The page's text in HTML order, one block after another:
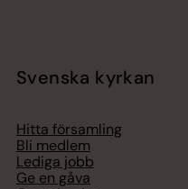
Svenska kyrkan
Hitta församling
Bli medlem
Lediga jobb
Ge en gåva